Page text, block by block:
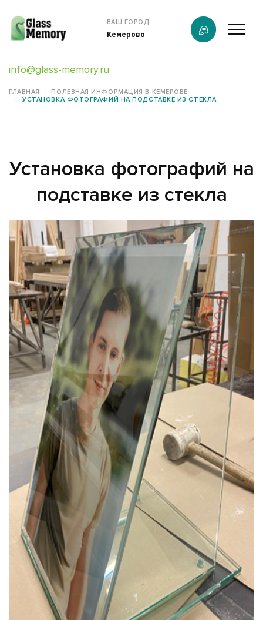
info@glass-memory.ru
ВАШ ГОРОД:
Кемерово
Продукция
Конструктор памятников
Наши работы
информация
Контакты
ГЛАВНАЯ
ПОЛЕЗНАЯ ИНФОРМАЦИЯ В КЕМЕРОВЕ
УСТАНОВКА ФОТОГРАФИЙ НА ПОДСТАВКЕ ИЗ СТЕКЛА
Установка фотографий на
подставке из стекла